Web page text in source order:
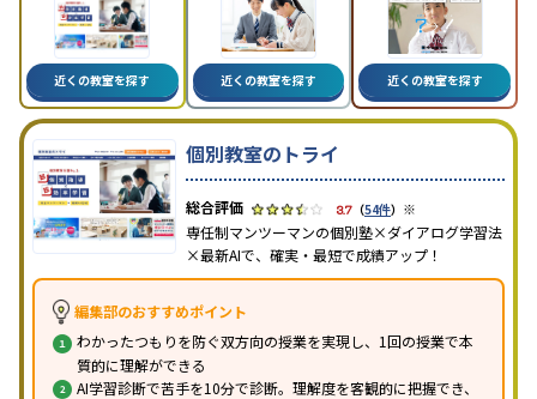
近くの教室を探す 近くの教室を探す 近くの教室を探す
個別教室のトライ
3.7 （54件） ※
専任制マンツーマンの個別塾×ダイアログ学習法
×最新AIで、確実・最短で成績アップ！
編集部のおすすめポイント
わかったつもりを防ぐ双方向の授業を実現し、1回の授業で本
質的に理解ができる
AI学習診断で苦手を10分で診断。理解度を客観的に把握でき、